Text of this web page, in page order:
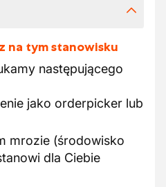
na tym stanowisku
następującego
jako orderpicker lub
mrozie (środowisko
dla Ciebie